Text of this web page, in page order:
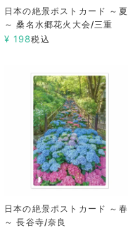
日本の絶景ポストカード ～夏
～ 桑名水郷花火大会/三重
¥ 198税込
日本の絶景ポストカード ～春
～ 長谷寺/奈良